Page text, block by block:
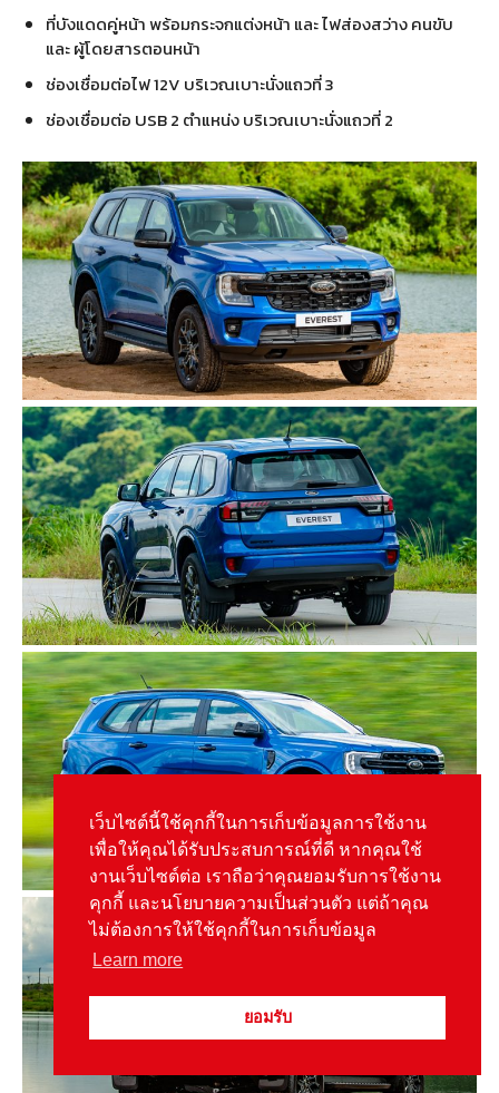
ที่บังแดดคู่หน้า พร้อมกระจกแต่งหน้า และ ไฟส่องสว่าง คนขับ
และ ผู้โดยสารตอนหน้า
ช่องเชื่อมต่อไฟ 12V บริเวณเบาะนั่งแถวที่ 3
ช่องเชื่อมต่อ USB 2 ตำแหน่ง บริเวณเบาะนั่งแถวที่ 2
เว็บไซต์นี้ใช้คุกกี้ในการเก็บข้อมูลการใช้งาน
เพื่อให้คุณได้รับประสบการณ์ที่ดี หากคุณใช้
งานเว็บไซต์ต่อ เราถือว่าคุณยอมรับการใช้งาน
คุกกี้ และนโยบายความเป็นส่วนตัว แต่ถ้าคุณ
ไม่ต้องการให้ใช้คุกกี้ในการเก็บข้อมูล
Learn more
ยอมรับ